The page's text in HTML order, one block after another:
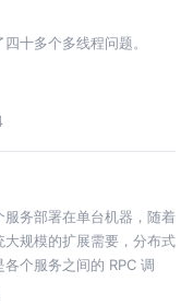
十多个多线程问题。
务部署在单台机器，随着
规模的扩展需要，分布式
个服务之间的 RPC 调
和相关分析。